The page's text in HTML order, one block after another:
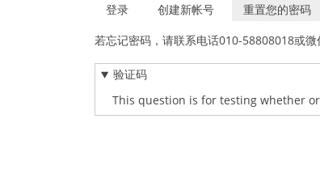
主
标
签
登录 创建新帐号 重置您的密码
若忘记密码，请联系电话010-58808018或
验证码
This question is for testing whether